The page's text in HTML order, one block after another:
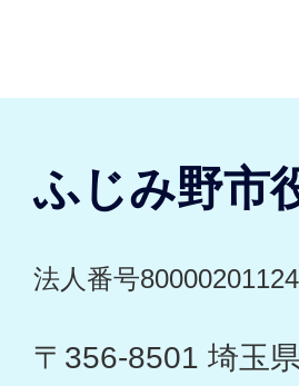
ふじみ野市
法人番号
〒356-8501 埼玉